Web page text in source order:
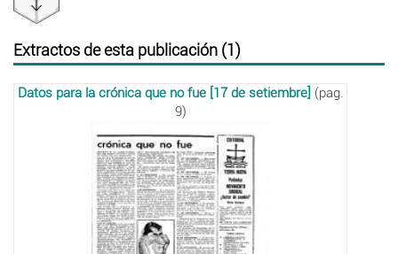
Extractos de esta publicación (1)
Datos para la crónica que no fue [17 de setiembre] (pag.
9)